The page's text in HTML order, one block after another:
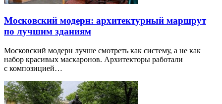
Московский модерн: архитектурный маршрут
по лучшим зданиям
Московский модерн лучше смотреть как систему, а не как
набор красивых маскаронов. Архитекторы работали
с композицией…